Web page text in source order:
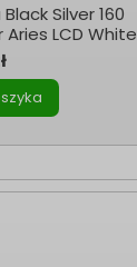
Silver 160
LCD White